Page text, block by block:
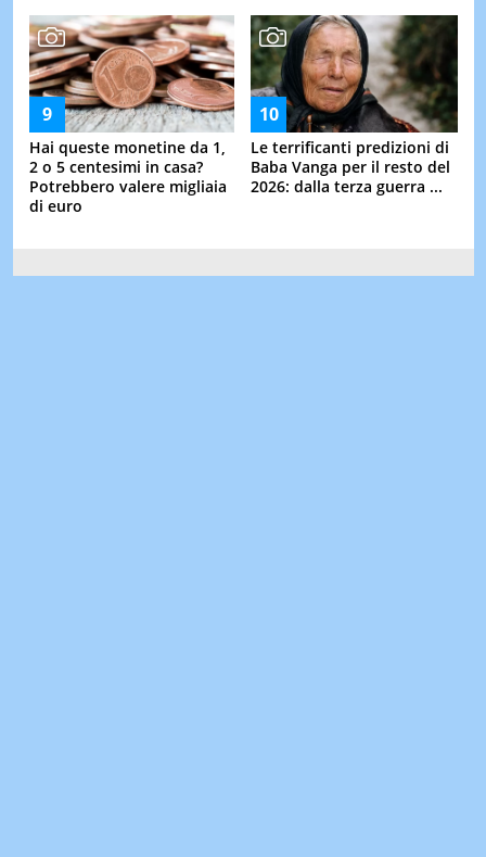
Hai queste monetine da 1,
2 o 5 centesimi in casa?
Potrebbero valere migliaia
di euro
Le terrificanti predizioni di
Baba Vanga per il resto del
2026: dalla terza guerra ...